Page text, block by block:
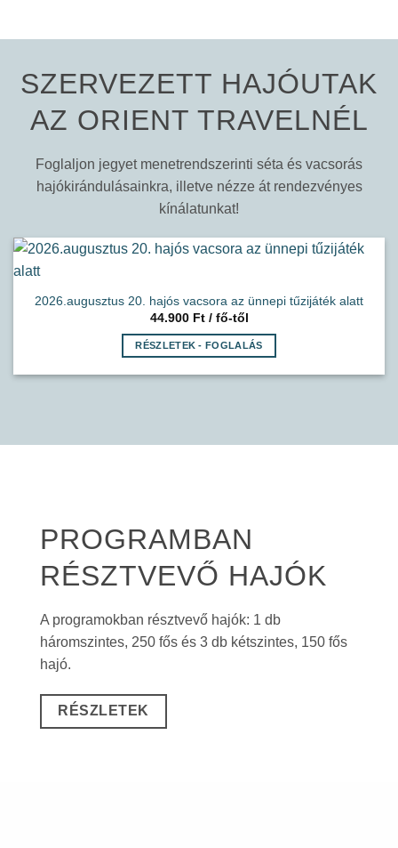
SZERVEZETT HAJÓUTAK
AZ ORIENT TRAVELNÉL
Foglaljon jegyet menetrendszerinti séta és vacsorás
hajókirándulásainkra, illetve nézze át rendezvényes
kínálatunkat!
2026.augusztus 20. hajós vacsora az ünnepi tűzijáték alatt
44.900 Ft
RÉSZLETEK - FOGLALÁS
PROGRAMBAN
RÉSZTVEVŐ HAJÓK
A programokban résztvevő hajók: 1 db
háromszintes, 250 fős és 3 db kétszintes, 150 fős
hajó.
RÉSZLETEK